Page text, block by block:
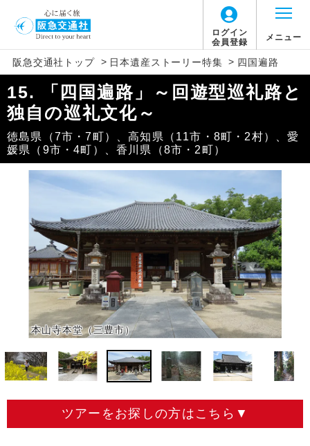
ログイン
会員登録
メニュー
阪急交通社トップ > 日本遺産ストーリー特集 > 四国遍路
15. 「四国遍路」～回遊型巡礼路と
独自の巡礼文化～
徳島県（7市・7町）、高知県（11市・8町・2村）、愛
媛県（9市・4町）、香川県（8市・2町）
本山寺本堂（三豊市）
ツアーをお探しの方はこちら▼
指定等の状況
文化財の所在地
指定等の状況 特別史跡、梵鐘重文
香川県高松市
文化財の名称 白峯寺
指定等の状況 十三重塔重文、客殿県有形
文化財の所在地 香川県坂出市
文化財の名称 根香寺
指定等の状況 未指定
文化財の所在地 香川県高松市
一宮寺
指定等の状況 未指定
文化財の所在地 香川県高松市
文化財の名称 屋島寺
指定等の状況 本堂重文、境内史跡・天然記念物
文化財の所在地 香川県高松市
文化財の名称 八栗寺
指定等の状況 未指定
文化財の所在地 香川県高松市
文化財の名称 志度寺
香川県さぬき市
文化財の名称 長尾寺